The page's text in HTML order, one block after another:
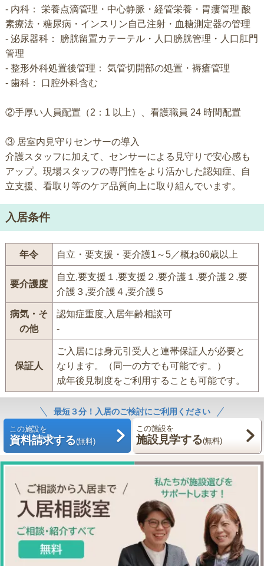
- 内科： 栄養点滴管理・中心静脈・経管栄養・胃瘻管理 酸
素療法・糖尿病・インスリン自己注射・血糖測定器の管理
- 泌尿器科： 膀胱留置カテーテル・人口膀胱管理・人口肛門
管理
- 整形外科処置後管理： 気管切開部の処置・褥瘡管理
- 歯科： 口腔外科含む
②手厚い人員配置（2：1 以上）、看護職員 24 時間配置
③ 居室内見守りセンサーの導入
介護スタッフに加えて、センサーによる見守りで安心感も
アップ。現場スタッフの専門性をより活かした認知症、自
立支援、看取り等のケア品質向上に取り組んでいます。
入居条件
年令 自立・要支援・要介護1～5／概ね60歳以上
要介護度
自立,要支援１,要支援２,要介護１,要介護２,要
介護３,要介護４,要介護５
病気・そ
の他
認知症重度,入居年齢相談可
-
保証人
ご入居には身元引受人と連帯保証人が必要と
なります。（同一の方でも可能です。）
成年後見制度をご利用することも可能です。
最短３分！入居のご検討にご利用ください
この施設を
資料請求する(無料)
この施設を
施設見学する(無料)